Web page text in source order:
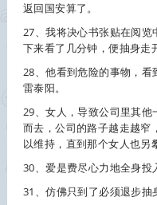
返回国安算了。
27、我将决心书张贴在阅
下来看了几分钟，便抽身走
28、他看到危险的事物，看
雷泰阳。
29、女人，导致公司里其
而去，公司的路子越走越窄
以维持，直到那个女人也另
30、爱是费尽心力地全身
31、仿佛只到了必须退步抽